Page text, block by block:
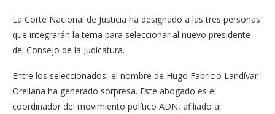
La Corte Nacional de Justicia ha designado a las tres personas
que integrarán la terna para seleccionar al nuevo presidente
del Consejo de la Judicatura.
Entre los seleccionados, el nombre de Hugo Fabricio Landívar
Orellana ha generado sorpresa. Este abogado es el
coordinador del movimiento político ADN, afiliado al